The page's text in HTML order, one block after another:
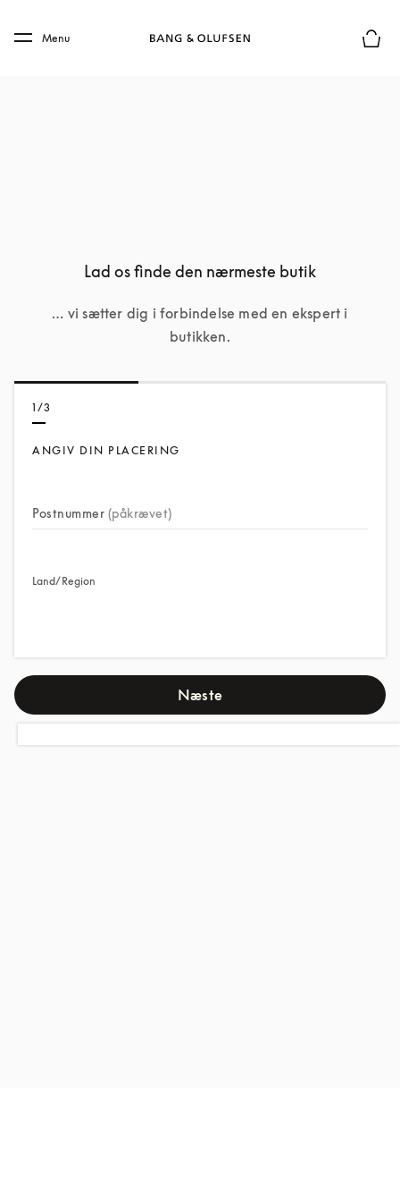
Skip to main footer
Menu
Lad os finde den nærmeste butik
… vi sætter dig i forbindelse med en ekspert i
butikken.
1/3
ANGIV DIN PLACERING
Postnummer (påkrævet)
Land/Region
Næste